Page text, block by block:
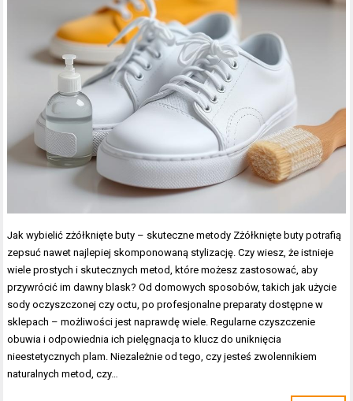
Jak wybielić zżółknięte buty – skuteczne metody Zżółknięte buty potrafią
zepsuć nawet najlepiej skomponowaną stylizację. Czy wiesz, że istnieje
wiele prostych i skutecznych metod, które możesz zastosować, aby
przywrócić im dawny blask? Od domowych sposobów, takich jak użycie
sody oczyszczonej czy octu, po profesjonalne preparaty dostępne w
sklepach – możliwości jest naprawdę wiele. Regularne czyszczenie
obuwia i odpowiednia ich pielęgnacja to klucz do uniknięcia
nieestetycznych plam. Niezależnie od tego, czy jesteś zwolennikiem
naturalnych metod, czy…